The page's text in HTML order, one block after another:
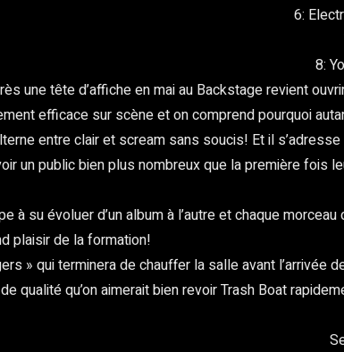
6:
8:
une tête d’affiche en mai au Backstage revient
efficace sur scène et on comprend pourquoi
entre clair et scream sans soucis! Et il
un public bien plus nombreux que la première
à su évoluer d’un album à l’autre et chaque
plaisir de la formation!
» qui terminera de chauffer la salle avant l’arrivée
qualité qu’on aimerait bien revoir Trash Boat